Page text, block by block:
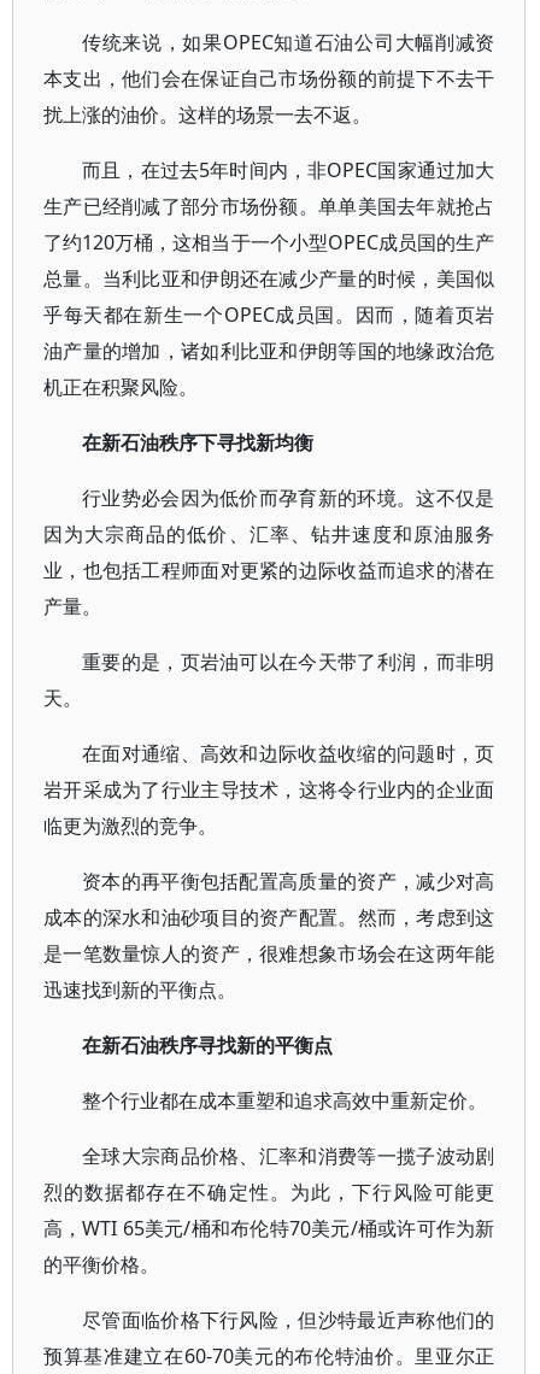
传统来说，如果OPEC知道石油公司大幅削减资
本支出，他们会在保证自己市场份额的前提下不去干
扰上涨的油价。这样的场景一去不返。
而且，在过去5年时间内，非OPEC国家通过加大
生产已经削减了部分市场份额。单单美国去年就抢占
了约120万桶，这相当于一个小型OPEC成员国的生产
总量。当利比亚和伊朗还在减少产量的时候，美国似
乎每天都在新生一个OPEC成员国。因而，随着页岩
油产量的增加，诸如利比亚和伊朗等国的地缘政治危
机正在积聚风险。
在新石油秩序下寻找新均衡
行业势必会因为低价而孕育新的环境。这不仅是
因为大宗商品的低价、汇率、钻井速度和原油服务
业，也包括工程师面对更紧的边际收益而追求的潜在
产量。
重要的是，页岩油可以在今天带了利润，而非明
天。
在面对通缩、高效和边际收益收缩的问题时，页
岩开采成为了行业主导技术，这将令行业内的企业面
临更为激烈的竞争。
资本的再平衡包括配置高质量的资产，减少对高
成本的深水和油砂项目的资产配置。然而，考虑到这
是一笔数量惊人的资产，很难想象市场会在这两年能
迅速找到新的平衡点。
在新石油秩序寻找新的平衡点
整个行业都在成本重塑和追求高效中重新定价。
全球大宗商品价格、汇率和消费等一揽子波动剧
烈的数据都存在不确定性。为此，下行风险可能更
高，WTI 65美元/桶和布伦特70美元/桶或许可作为新
的平衡价格。
尽管面临价格下行风险，但沙特最近声称他们的
预算基准建立在60-70美元的布伦特油价。里亚尔正